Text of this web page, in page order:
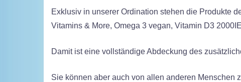
Exklusiv in unserer Ordination stehen die Produkte
Vitamins & More, Omega 3 vegan, Vitamin D3
Damit ist eine vollständige Abdeckung des
Sie können aber auch von allen anderen Menschen